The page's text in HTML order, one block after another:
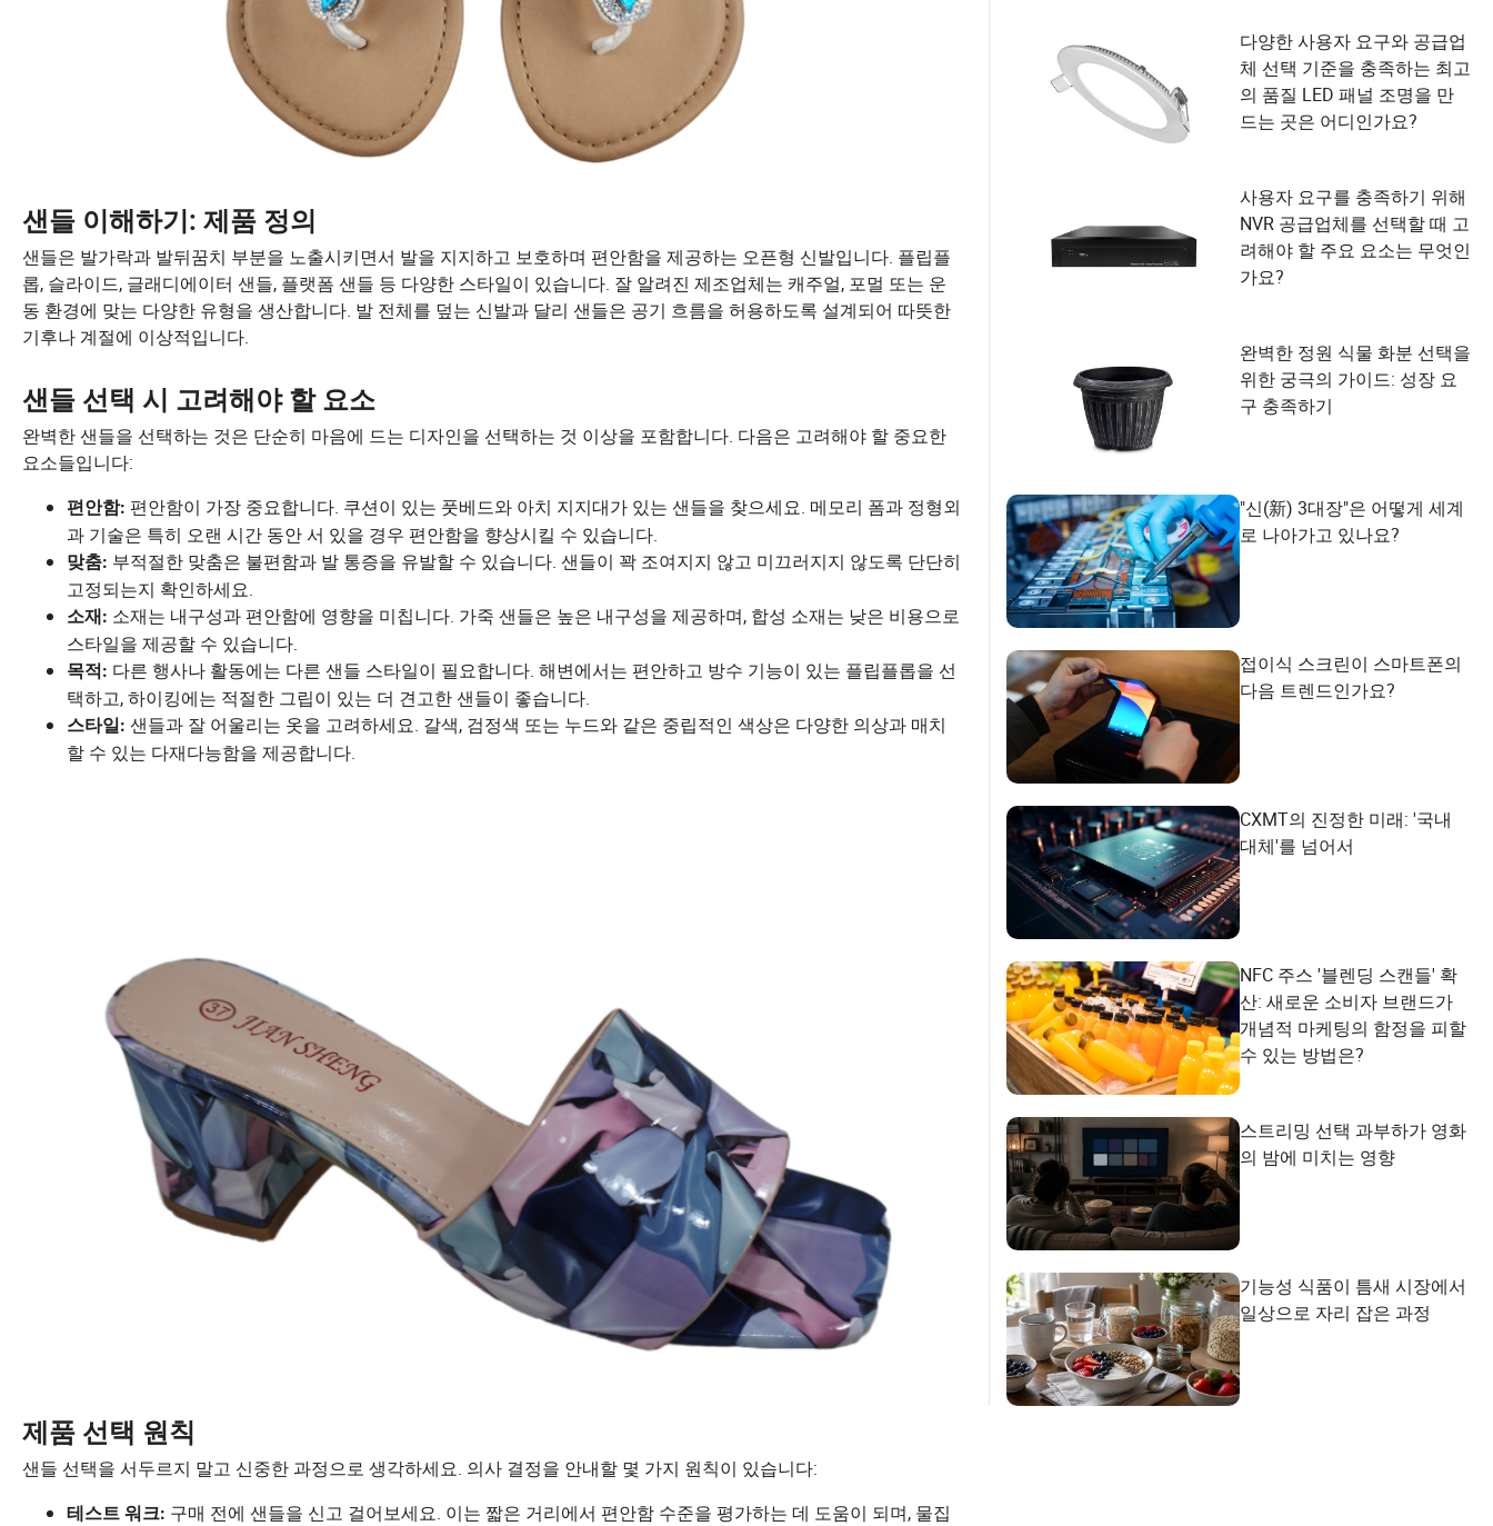
샌들 이해하기: 제품 정의
샌들은 발가락과 발뒤꿈치 부분을 노출시키면서 발을 지지하고 보호하며 편안함을 제공하는 오픈형 신발입니다. 플립플
롭, 슬라이드, 글래디에이터 샌들, 플랫폼 샌들 등 다양한 스타일이 있습니다. 잘 알려진 제조업체는 캐주얼, 포멀 또는 운
동 환경에 맞는 다양한 유형을 생산합니다. 발 전체를 덮는 신발과 달리 샌들은 공기 흐름을 허용하도록 설계되어 따뜻한
기후나 계절에 이상적입니다.
샌들 선택 시 고려해야 할 요소
완벽한 샌들을 선택하는 것은 단순히 마음에 드는 디자인을 선택하는 것 이상을 포함합니다. 다음은 고려해야 할 중요한
요소들입니다:
편안함: 편안함이 가장 중요합니다. 쿠션이 있는 풋베드와 아치 지지대가 있는 샌들을 찾으세요. 메모리 폼과 정형외
과 기술은 특히 오랜 시간 동안 서 있을 경우 편안함을 향상시킬 수 있습니다.
맞춤: 부적절한 맞춤은 불편함과 발 통증을 유발할 수 있습니다. 샌들이 꽉 조여지지 않고 미끄러지지 않도록 단단히
고정되는지 확인하세요.
소재: 소재는 내구성과 편안함에 영향을 미칩니다. 가죽 샌들은 높은 내구성을 제공하며, 합성 소재는 낮은 비용으로
스타일을 제공할 수 있습니다.
목적: 다른 행사나 활동에는 다른 샌들 스타일이 필요합니다. 해변에서는 편안하고 방수 기능이 있는 플립플롭을 선
택하고, 하이킹에는 적절한 그립이 있는 더 견고한 샌들이 좋습니다.
스타일: 샌들과 잘 어울리는 옷을 고려하세요. 갈색, 검정색 또는 누드와 같은 중립적인 색상은 다양한 의상과 매치
할 수 있는 다재다능함을 제공합니다.
제품 선택 원칙
샌들 선택을 서두르지 말고 신중한 과정으로 생각하세요. 의사 결정을 안내할 몇 가지 원칙이 있습니다:
테스트 워크: 구매 전에 샌들을 신고 걸어보세요. 이는 짧은 거리에서 편안함 수준을 평가하는 데 도움이 되며, 물집
다양한 사용자 요구와 공급업
체 선택 기준을 충족하는 최고
의 품질 LED 패널 조명을 만
드는 곳은 어디인가요?
사용자 요구를 충족하기 위해
NVR 공급업체를 선택할 때 고
려해야 할 주요 요소는 무엇인
가요?
완벽한 정원 식물 화분 선택을
위한 궁극의 가이드: 성장 요
구 충족하기
"신(新) 3대장"은 어떻게 세계
로 나아가고 있나요?
접이식 스크린이 스마트폰의
다음 트렌드인가요?
CXMT의 진정한 미래: '국내
대체'를 넘어서
NFC 주스 '블렌딩 스캔들' 확
산: 새로운 소비자 브랜드가
개념적 마케팅의 함정을 피할
수 있는 방법은?
스트리밍 선택 과부하가 영화
의 밤에 미치는 영향
기능성 식품이 틈새 시장에서
일상으로 자리 잡은 과정